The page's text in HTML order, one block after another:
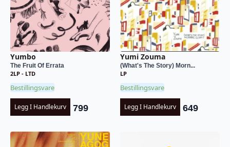
Yumbo
The Fruit Of Errata
2LP - LTD
Bestillingsvare
Legg I Handlekurv 799
Yumi Zouma
(What's The Story) Morn...
LP
Bestillingsvare
Legg I Handlekurv 649